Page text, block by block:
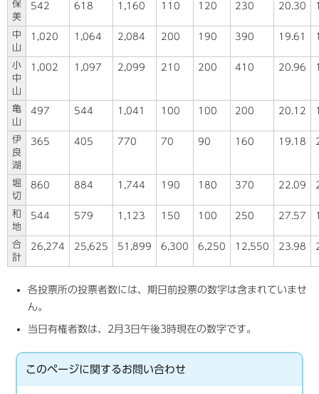
保
美
542 618 1,160 110 120 230 20.30
中
山
1,020 1,064 2,084 200 190 390 19.61
小
中
山
1,002 1,097 2,099 210 200 410 20.96
亀
山
497 544 1,041 100 100 200 20.12
伊
良
湖
365 405 770 70 90 160 19.18
堀
切
860 884 1,744 190 180 370 22.09
和
地
544 579 1,123 150 100 250 27.57
合
計
26,274 25,625 51,899 6,300 6,250 12,550 23.98
各投票所の投票者数には、期日前投票の数字は含まれていませ
ん。
当日有権者数は、2月3日午後3時現在の数字です。
このページに関するお問い合わせ